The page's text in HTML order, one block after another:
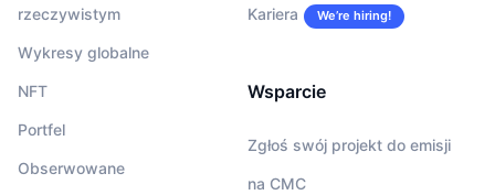
rzeczywistym
Wykresy globalne
NFT
Portfel
Obserwowane
Kariera We’re hiring!
Wsparcie
Zgłoś swój projekt do emisji
na CMC